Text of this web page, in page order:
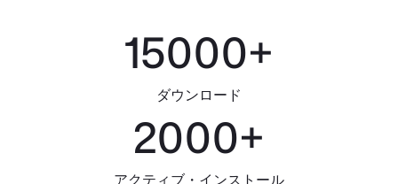
15000+
ダウンロード
2000+
アクティブ・インストール